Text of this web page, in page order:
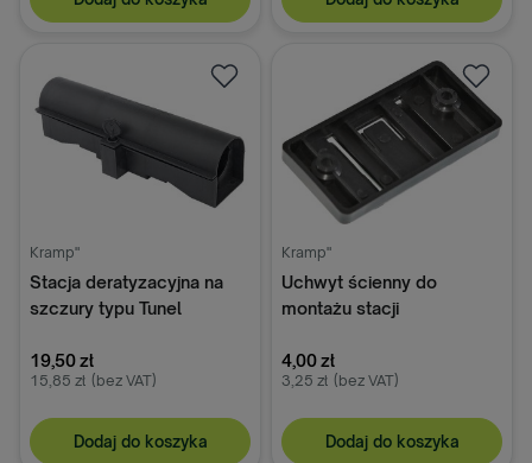
Kramp"
Stacja deratyzacyjna na
szczury typu Tunel
19,50 zł
15,85 zł (bez VAT)
Dodaj do koszyka
Kramp"
Uchwyt ścienny do
montażu stacji
4,00 zł
3,25 zł (bez VAT)
Dodaj do koszyka